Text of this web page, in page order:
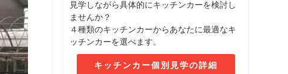
見学しながら具体的にキッチンカーを検討し
ませんか？
４種類のキッチンカーからあなたに最適なキ
ッチンカーを選べます。
キッチンカー個別見学の詳細